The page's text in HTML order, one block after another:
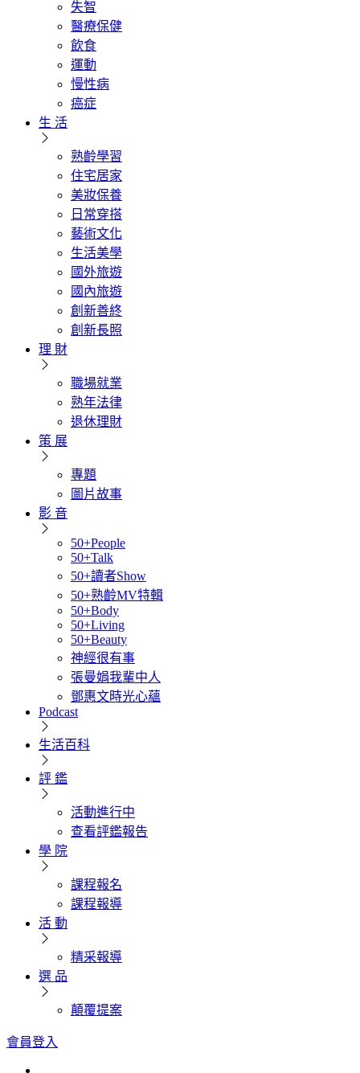
失智
醫療保健
飲食
運動
慢性病
癌症
生 活
熟齡學習
住宅居家
美妝保養
日常穿搭
藝術文化
生活美學
國外旅遊
國內旅遊
創新善終
創新長照
理 財
職場就業
熟年法律
退休理財
策 展
專題
圖片故事
影 音
50+People
50+Talk
50+讀者Show
50+熟齡MV特輯
50+Body
50+Living
50+Beauty
神經很有事
張曼娟我輩中人
鄧惠文時光心蘊
Podcast
生活百科
評 鑑
活動進行中
查看評鑑報告
學 院
課程報名
課程報導
活 動
精采報導
選 品
顛覆提案
會員登入